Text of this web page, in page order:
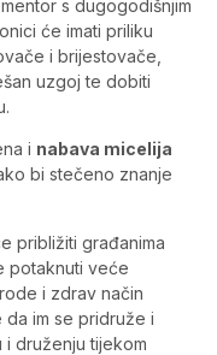
mentor s dugogodišnjim
će imati priliku
i brijestovače,
uzgoj te dobiti
i nabava micelija
bi stečeno znanje
približiti građanima
potaknuti veće
i zdrav način
im se pridruže i
druženju tijekom